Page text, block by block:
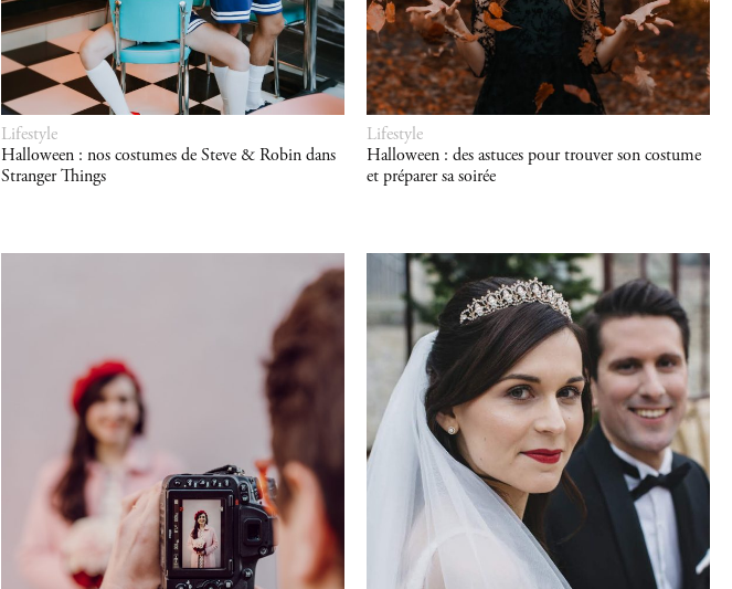
Lifestyle
Halloween : nos costumes de Steve & Robin dans
Stranger Things
Lifestyle
Halloween : des astuces pour trouver son costume
et préparer sa soirée